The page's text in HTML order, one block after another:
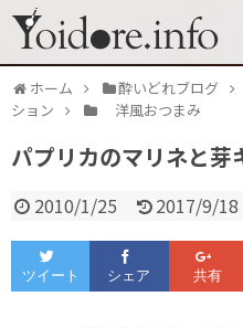
ホーム 酔いどれブログ
ション
洋風おつまみ
パプリカのマリネと芽
2010/1/25 2017/9/18